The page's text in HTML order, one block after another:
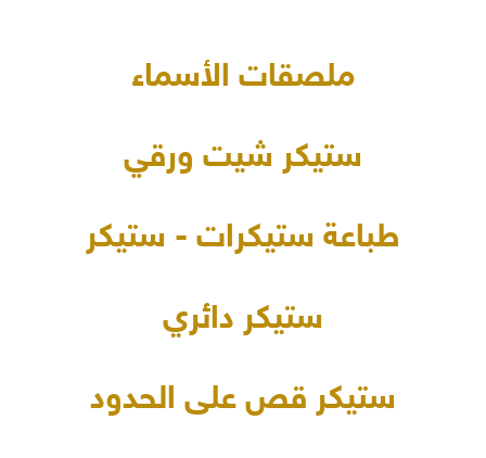
ملصقات الأسماء
ستيكر شيت ورقي
طباعة ستيكرات - ستيكر
ستيكر دائري
ستيكر قص على الحدود